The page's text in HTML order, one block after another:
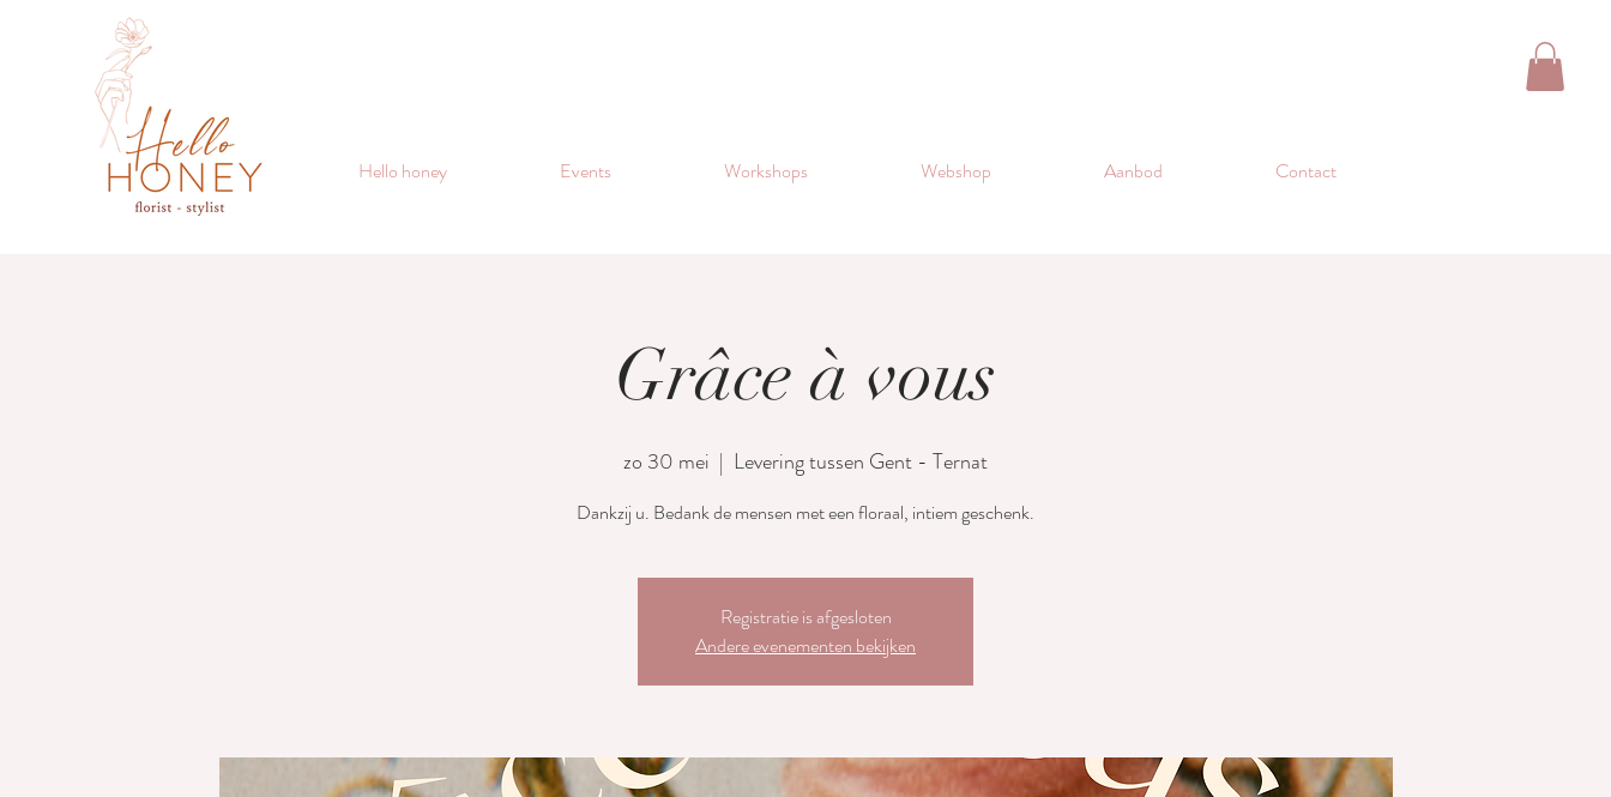
Hello honey Events Workshops Webshop Aanbod Contact
Grâce à vous
zo 30 mei
  |
Levering tussen Gent - Ternat
Dankzij u. Bedank de mensen met een floraal, intiem geschenk.
Registratie is afgesloten
Andere evenementen bekijken